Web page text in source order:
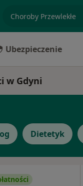
Ubezpieczenie
w Gdyni
Dietetyk